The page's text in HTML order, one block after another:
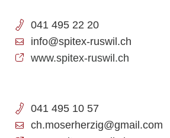
041 495 22 20
info@spitex-ruswil.ch
www.spitex-ruswil.ch
041 495 10 57
ch.moserherzig@gmail.com